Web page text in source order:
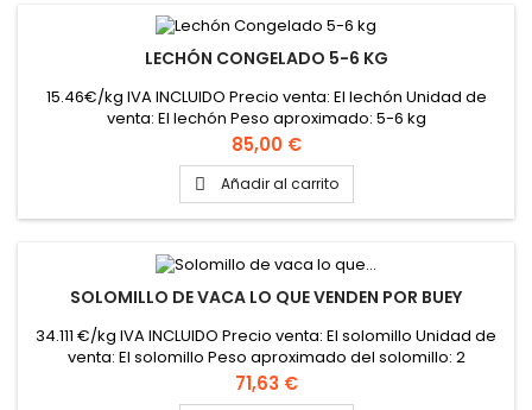
LECHÓN CONGELADO 5-6 KG
15.46€/kg IVA INCLUIDO Precio venta: El lechón Unidad de
venta: El lechón Peso aproximado: 5-6 kg
Precio
85,00 €
 Añadir al carrito
SOLOMILLO DE VACA LO QUE VENDEN POR BUEY
34.111 €/kg IVA INCLUIDO Precio venta: El solomillo Unidad de
venta: El solomillo Peso aproximado del solomillo: 2
kilogramos
Precio
71,63 €